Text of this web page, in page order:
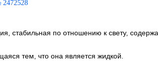
стабильная по отношению к свету,
тем, что она является жидкой.